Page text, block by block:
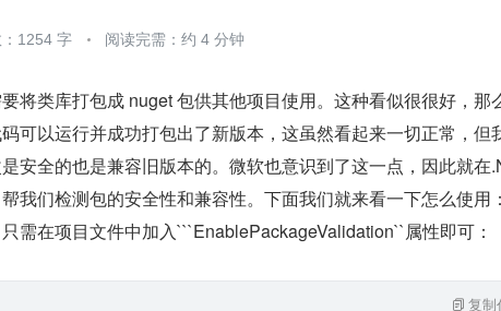
1254 字 阅读完需：约 4 分钟
将类库打包成 nuget 包供其他项目使用。这种看似很很好，那
可以运行并成功打包出了新版本，这虽然看起来一切正常，但
安全的也是兼容旧版本的。微软也意识到了这一点，因此就在
我们检测包的安全性和兼容性。下面我们就来看一下怎么使用
需在项目文件中加入```EnablePackageValidation``属性即可：
复制